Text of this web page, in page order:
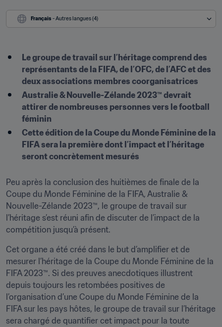
Français - Autres langues (4)
Le groupe de travail sur l’héritage comprend des
représentants de la FIFA, de l’OFC, de l’AFC et des
deux associations membres coorganisatrices
Australie & Nouvelle-Zélande 2023™ devrait
attirer de nombreuses personnes vers le football
féminin
Cette édition de la Coupe du Monde Féminine de la
FIFA sera la première dont l’impact et l’héritage
seront concrètement mesurés
Peu après la conclusion des huitièmes de finale de la
Coupe du Monde Féminine de la FIFA, Australie &
Nouvelle-Zélande 2023™, le groupe de travail sur
l’héritage s’est réuni afin de discuter de l’impact de la
compétition jusqu’à présent.
Cet organe a été créé dans le but d’amplifier et de
mesurer l’héritage de la Coupe du Monde Féminine de la
FIFA 2023™. Si des preuves anecdotiques illustrent
depuis toujours les retombées positives de
l’organisation d’une Coupe du Monde Féminine de la
FIFA sur les pays hôtes, le groupe de travail sur l’héritage
sera chargé de quantifier cet impact pour la toute